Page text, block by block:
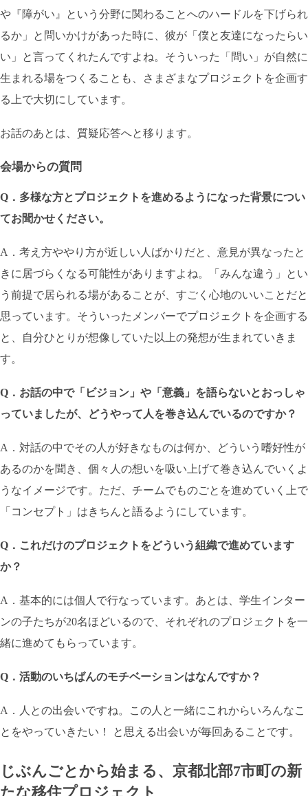
や『障がい』という分野に関わることへのハードルを下げられ
るか」と問いかけがあった時に、彼が「僕と友達になったらい
い」と言ってくれたんですよね。そういった「問い」が自然に
生まれる場をつくることも、さまざまなプロジェクトを企画す
る上で大切にしています。
お話のあとは、質疑応答へと移ります。
会場からの質問
Q．多様な方とプロジェクトを進めるようになった背景につい
てお聞かせください。
A．考え方ややり方が近しい人ばかりだと、意見が異なったと
きに居づらくなる可能性がありますよね。「みんな違う」とい
う前提で居られる場があることが、すごく心地のいいことだと
思っています。そういったメンバーでプロジェクトを企画する
と、自分ひとりが想像していた以上の発想が生まれていきま
す。
Q．お話の中で「ビジョン」や「意義」を語らないとおっしゃ
っていましたが、どうやって人を巻き込んでいるのですか？
A．対話の中でその人が好きなものは何か、どういう嗜好性が
あるのかを聞き、個々人の想いを吸い上げて巻き込んでいくよ
うなイメージです。ただ、チームでものごとを進めていく上で
「コンセプト」はきちんと語るようにしています。
Q．これだけのプロジェクトをどういう組織で進めています
か？
A．基本的には個人で行なっています。あとは、学生インター
ンの子たちが20名ほどいるので、それぞれのプロジェクトを一
緒に進めてもらっています。
Q．活動のいちばんのモチベーションはなんですか？
A．人との出会いですね。この人と一緒にこれからいろんなこ
とをやっていきたい！ と思える出会いが毎回あることです。
じぶんごとから始まる、京都北部7市町の新
たな移住プロジェクト